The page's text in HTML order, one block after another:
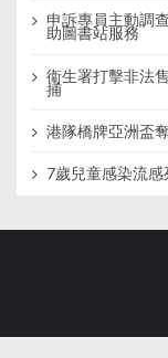
申訴專員主動調
助圖書站服務
衞生署打擊非法
捕
港隊橋牌亞洲盃
7歲兒童感染流